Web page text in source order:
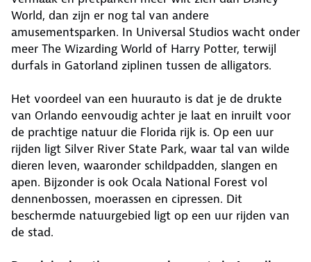
World, dan zijn er nog tal van andere
amusementsparken. In Universal Studios wacht onder
meer The Wizarding World of Harry Potter, terwijl
durfals in Gatorland ziplinen tussen de alligators.
Het voordeel van een huurauto is dat je de drukte
van Orlando eenvoudig achter je laat en inruilt voor
de prachtige natuur die Florida rijk is. Op een uur
rijden ligt Silver River State Park, waar tal van wilde
dieren leven, waaronder schildpadden, slangen en
apen. Bijzonder is ook Ocala National Forest vol
dennenbossen, moerassen en cipressen. Dit
beschermde natuurgebied ligt op een uur rijden van
de stad.